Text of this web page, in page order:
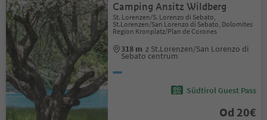
Camping Ansitz Wildberg
St. Lorenzen/S. Lorenzo di Sebato,
St.Lorenzen/San Lorenzo di Sebato, Dolomites
Region Kronplatz/Plan de Corones
318 m z St.Lorenzen/San Lorenzo di
Sebato centrum
Südtirol Guest Pass
Od 20€